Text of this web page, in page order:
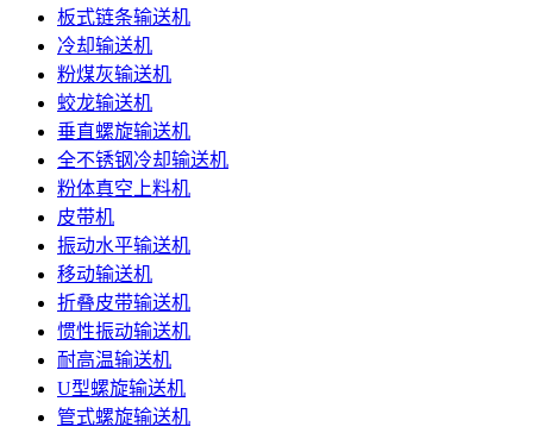
板式链条输送机
冷却输送机
粉煤灰输送机
蛟龙输送机
垂直螺旋输送机
全不锈钢冷却输送机
粉体真空上料机
皮带机
振动水平输送机
移动输送机
折叠皮带输送机
惯性振动输送机
耐高温输送机
U型螺旋输送机
管式螺旋输送机